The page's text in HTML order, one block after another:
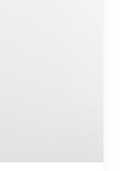
Tarsus Nehri
ve
doğal cazibe
yakınındaki
yanından
alanında
alan doğanın